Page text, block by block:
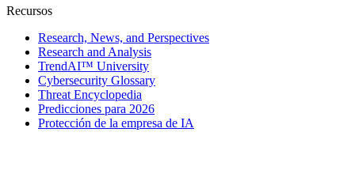
Recursos
Research, News, and Perspectives
Research and Analysis
TrendAI™ University
Cybersecurity Glossary
Threat Encyclopedia
Predicciones para 2026
Protección de la empresa de IA